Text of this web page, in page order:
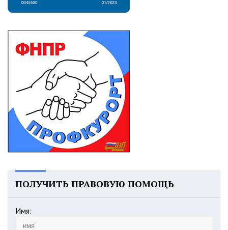
ПОЛУЧИТЬ ПРАВОВУЮ ПОМОЩЬ
Имя: